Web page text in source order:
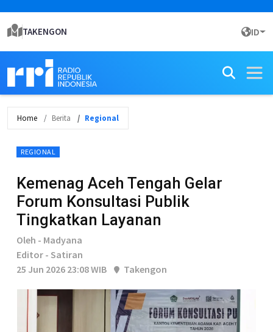
TAKENGON ID
Home Berita Regional
REGIONAL
Kemenag Aceh Tengah Gelar
Forum Konsultasi Publik
Tingkatkan Layanan
Oleh - Madyana
Editor - Satiran
25 Jun 2026 23:08 WIB
Takengon